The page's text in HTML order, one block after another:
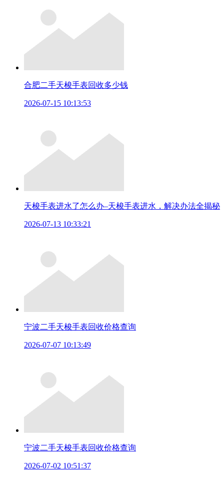
合肥二手天梭手表回收多少钱
2026-07-15 10:13:53
天梭手表进水了怎么办–天梭手表进水，解决办法全揭秘
2026-07-13 10:33:21
宁波二手天梭手表回收价格查询
2026-07-07 10:13:49
宁波二手天梭手表回收价格查询
2026-07-02 10:51:37